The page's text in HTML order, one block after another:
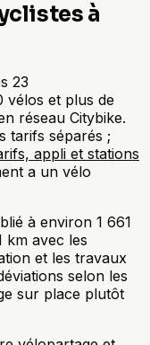
à
23
vélos et plus de
réseau Citybike.
tarifs séparés ;
appli et stations
a un vélo
à environ 1 661
km avec les
et les travaux
selon les
sur place plutôt